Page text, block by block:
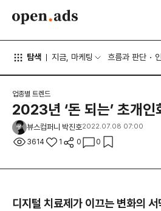
탐색 지금, 마케팅 흐름과 판단
업종별 트렌드
2023년 ‘돈 되는’ 초개인
뷰스컴퍼니 박진호2022.07.08 07:00
3614 1 0 0
디지털 치료제가 이끄는 변화의 서